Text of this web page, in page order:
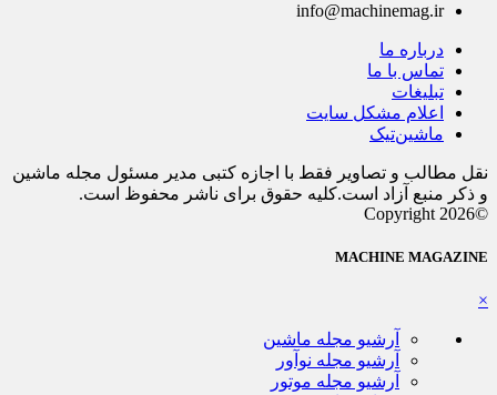
info@machinemag.ir
درباره ما
تماس با ما
تبلیغات
اعلام مشکل سایت
ماشین‌تیک
نقل مطالب و تصاویر فقط با اجازه کتبی مدیر مسئول مجله ماشین
و ذکر منبع آزاد است.کلیه حقوق برای ناشر محفوظ است.
©Copyright 2026
MACHINE MAGAZINE
×
آرشیو مجله ماشین
آرشیو مجله نوآور
آرشیو مجله موتور